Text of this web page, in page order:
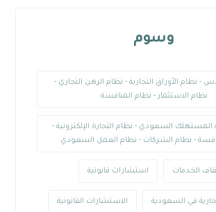
وسوم
- نظام الأوراق التجارية - نظام الرهن التجاري -
نظام الاستثمار - نظام المنافسة
المستهلك السعودي - نظام التجارة الإلكترونية -
- نظام الشركات - نظام العمل السعودي
الخدمات استشارات قانونية
في السعودية الاستشارات القانونية